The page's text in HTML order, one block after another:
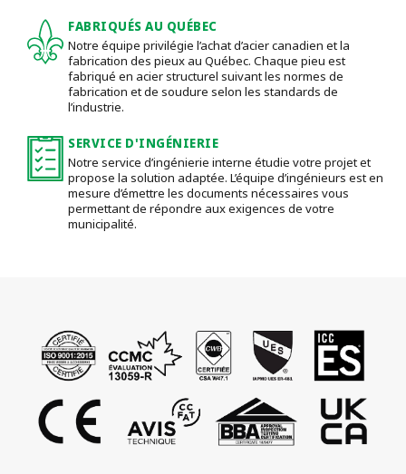
FABRIQUÉS AU QUÉBEC
Notre équipe privilégie l’achat d’acier canadien et la
fabrication des pieux au Québec. Chaque pieu est
fabriqué en acier structurel suivant les normes de
fabrication et de soudure selon les standards de
l’industrie.
SERVICE D'INGÉNIERIE
Notre service d’ingénierie interne étudie votre projet et
propose la solution adaptée. L’équipe d’ingénieurs est en
mesure d’émettre les documents nécessaires vous
permettant de répondre aux exigences de votre
municipalité.